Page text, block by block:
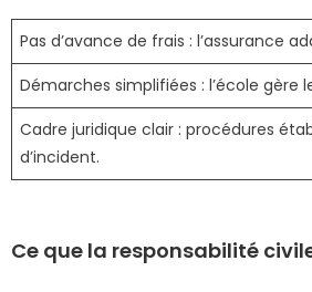
Pas d’avance de frais : l’assurance
Démarches simplifiées : l’école gère
Cadre juridique clair : procédures
d’incident.
Ce que la responsabilité